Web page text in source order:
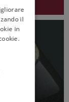
ENGLISH
il
in